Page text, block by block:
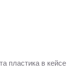
пластика в кейсе